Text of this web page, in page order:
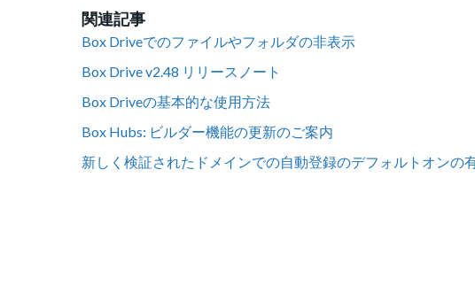
関連記事
Box Driveでのファイルやフォルダの非表示
Box Drive v2.48 リリースノート
Box Driveの基本的な使用方法
Box Hubs: ビルダー機能の更新のご案内
新しく検証されたドメインでの自動登録のデフォルトオンの